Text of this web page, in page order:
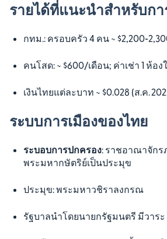
รายได้ที่แนะนำสำหรับก
กทม.: ครอบครัว 4 คน ~
คนโสด: ~ $600/เดือน; ค่าเช่า 1 ห้อง
เงินไทยแต่ละบาท ~ $0.028 (ส.ค.
ระบบการเมืองของไทย
ระบอบการปกครอง: ราชอาณาจัก
พระมหากษัตริย์เป็นประมุข
ประมุข: พระมหาวชิราลงกรณ
รัฐบาลนำโดยนายกรัฐมนตรี มีวาระ